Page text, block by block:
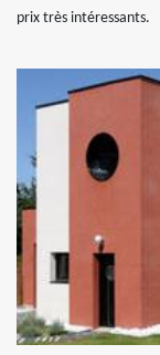
prix très intéressants.